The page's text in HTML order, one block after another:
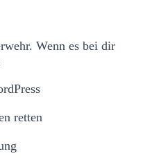
Wenn es bei dir
retten